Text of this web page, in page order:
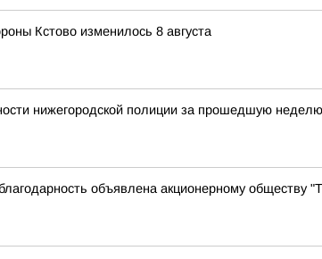
Кстово изменилось 8 августа
нижегородской полиции за прошедшую
объявлена акционерному обществу